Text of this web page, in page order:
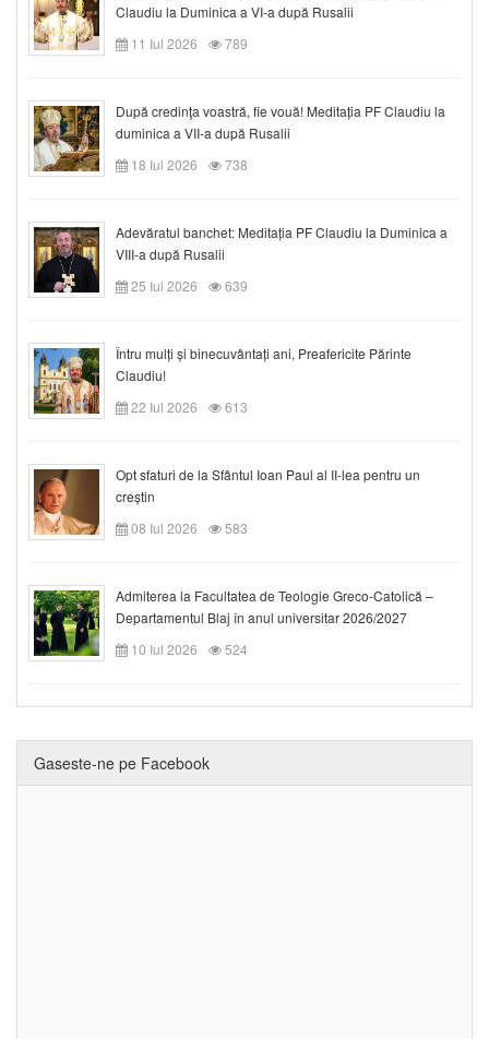
Claudiu la Duminica a VI-a după Rusalii
11 Iul 2026
789
După credinţa voastră, fie vouă! Meditația PF Claudiu la
duminica a VII-a după Rusalii
18 Iul 2026
738
Adevăratul banchet: Meditația PF Claudiu la Duminica a
VIII-a după Rusalii
25 Iul 2026
639
Întru mulți și binecuvântați ani, Preafericite Părinte
Claudiu!
22 Iul 2026
613
Opt sfaturi de la Sfântul Ioan Paul al II-lea pentru un
creștin
08 Iul 2026
583
Admiterea la Facultatea de Teologie Greco-Catolică –
Departamentul Blaj în anul universitar 2026/2027
10 Iul 2026
524
Gaseste-ne pe Facebook